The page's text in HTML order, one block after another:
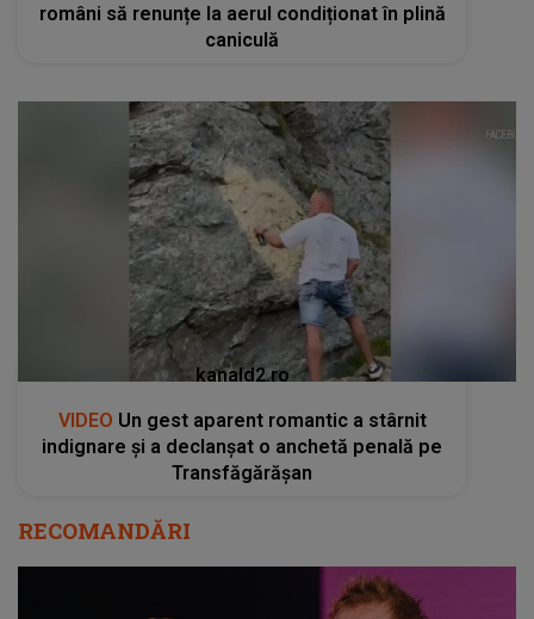
români să renunțe la aerul condiționat în plină
caniculă
kanald2.ro
VIDEO Un gest aparent romantic a stârnit
indignare și a declanșat o anchetă penală pe
Transfăgărășan
RECOMANDĂRI